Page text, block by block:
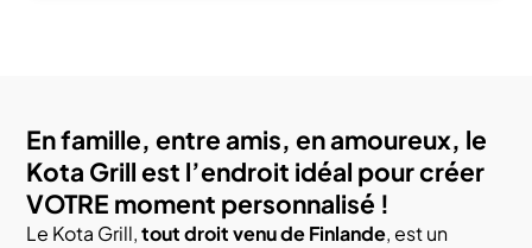
En famille, entre amis, en amoureux, le
Kota Grill est l’endroit idéal pour créer
VOTRE moment personnalisé !
Le Kota Grill,tout droit venu de Finlande, est un